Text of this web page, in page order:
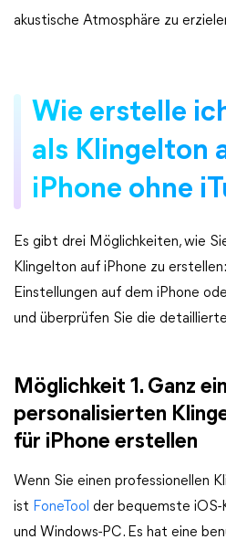
akustische Atmosphäre zu
Wie erstelle
als Klingelton
iPhone ohne
Es gibt drei Möglichkeiten, wie
Klingelton auf iPhone zu
Einstellungen auf dem iPhone
und überprüfen Sie die
Möglichkeit 1. Ganz
personalisierten
für iPhone erstellen
Wenn Sie einen professionellen
ist FoneTool der bequemste
und Windows-PC. Es hat eine